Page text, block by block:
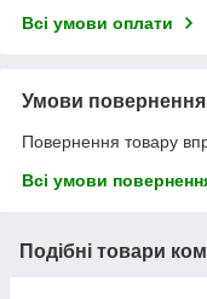
Всі умови оплати
Умови повернення
Повернення товару
Всі умови
Подібні товари